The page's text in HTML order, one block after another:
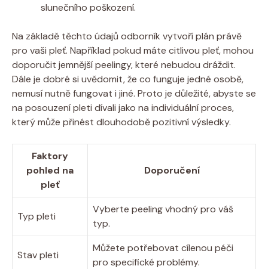
slunečního poškození.
Na základě těchto údajů odborník vytvoří plán právě
pro vaši pleť. Například pokud máte citlivou pleť, mohou
doporučit jemnější peelingy, které nebudou dráždit.
Dále je dobré si uvědomit, že co funguje jedné osobě,
nemusí nutně fungovat i jiné. Proto je důležité, abyste se
na posouzení pleti dívali jako na individuální proces,
který může přinést dlouhodobě pozitivní výsledky.
Faktory
pohled na
pleť
Doporučení
Typ pleti
Vyberte peeling vhodný pro váš
typ.
Stav pleti
Můžete potřebovat cílenou péči
pro specifické problémy.